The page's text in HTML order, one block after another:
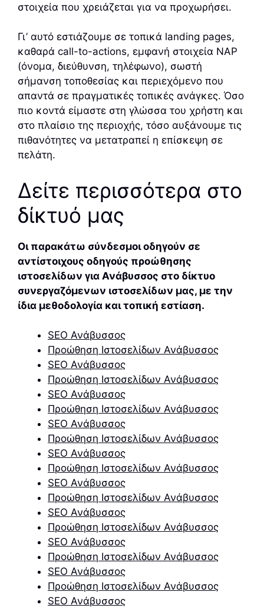
στοιχεία που χρειάζεται για να προχωρήσει.
Γι’ αυτό εστιάζουμε σε τοπικά landing pages,
καθαρά call-to-actions, εμφανή στοιχεία NAP
(όνομα, διεύθυνση, τηλέφωνο), σωστή
σήμανση τοποθεσίας και περιεχόμενο που
απαντά σε πραγματικές τοπικές ανάγκες. Όσο
πιο κοντά είμαστε στη γλώσσα του χρήστη και
στο πλαίσιο της περιοχής, τόσο αυξάνουμε τις
πιθανότητες να μετατραπεί η επίσκεψη σε
πελάτη.
Δείτε περισσότερα στο
δίκτυό μας
Οι παρακάτω σύνδεσμοι οδηγούν σε
αντίστοιχους οδηγούς προώθησης
ιστοσελίδων για Ανάβυσσος στο δίκτυο
συνεργαζόμενων ιστοσελίδων μας, με την
ίδια μεθοδολογία και τοπική εστίαση.
SEO Ανάβυσσος
Προώθηση Ιστοσελίδων Ανάβυσσος
SEO Ανάβυσσος
Προώθηση Ιστοσελίδων Ανάβυσσος
SEO Ανάβυσσος
Προώθηση Ιστοσελίδων Ανάβυσσος
SEO Ανάβυσσος
Προώθηση Ιστοσελίδων Ανάβυσσος
SEO Ανάβυσσος
Προώθηση Ιστοσελίδων Ανάβυσσος
SEO Ανάβυσσος
Προώθηση Ιστοσελίδων Ανάβυσσος
SEO Ανάβυσσος
Προώθηση Ιστοσελίδων Ανάβυσσος
SEO Ανάβυσσος
Προώθηση Ιστοσελίδων Ανάβυσσος
SEO Ανάβυσσος
Προώθηση Ιστοσελίδων Ανάβυσσος
SEO Ανάβυσσος